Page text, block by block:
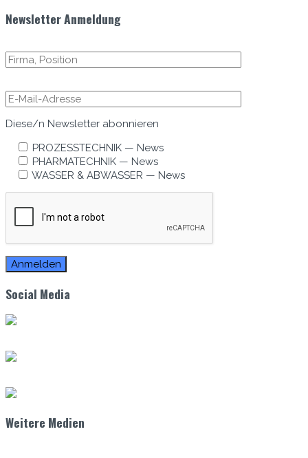
Newsletter Anmeldung
Diese/n Newslet­ter abonnieren
PROZESSTECHNIK — News
PHARMATECHNIK — News
WASSER & ABWASSER — News
Social Media
Weitere Medien